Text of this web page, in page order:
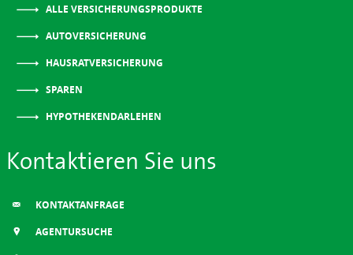
ALLE VERSICHERUNGSPRODUKTE
AUTOVERSICHERUNG
HAUSRATVERSICHERUNG
SPAREN
HYPOTHEKENDARLEHEN
Kontaktieren Sie uns
KONTAKTANFRAGE
AGENTURSUCHE